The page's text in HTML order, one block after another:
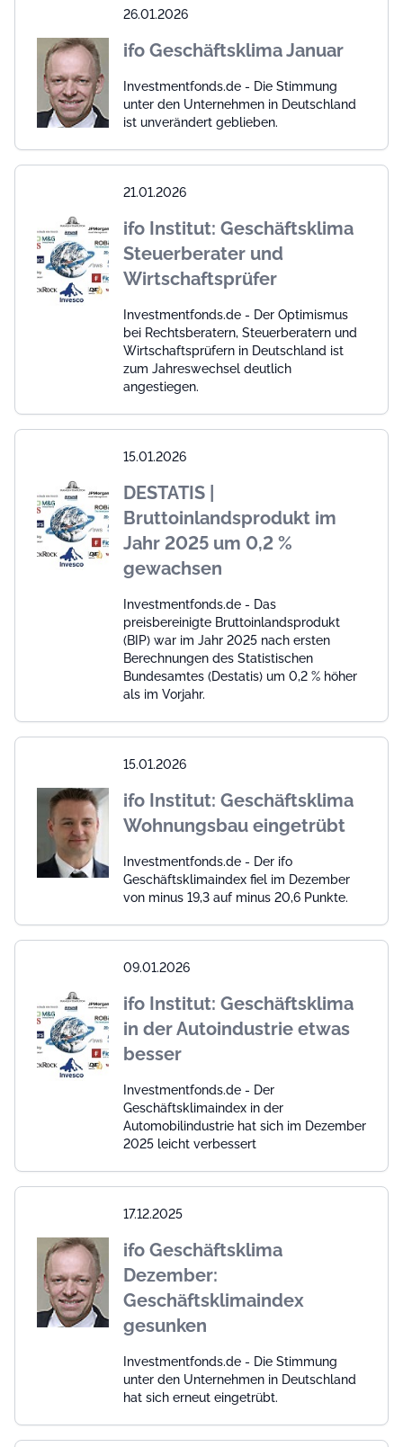
26.01.2026
ifo Geschäftsklima Januar
Investmentfonds.de - Die Stimmung
unter den Unternehmen in Deutschland
ist unverändert geblieben.
21.01.2026
ifo Institut: Geschäftsklima
Steuerberater und
Wirtschaftsprüfer
Investmentfonds.de - Der Optimismus
bei Rechtsberatern, Steuerberatern und
Wirtschaftsprüfern in Deutschland ist
zum Jahreswechsel deutlich
angestiegen.
15.01.2026
DESTATIS |
Bruttoinlandsprodukt im
Jahr 2025 um 0,2 %
gewachsen
Investmentfonds.de - Das
preisbereinigte Bruttoinlandsprodukt
(BIP) war im Jahr 2025 nach ersten
Berechnungen des Statistischen
Bundesamtes (Destatis) um 0,2 % höher
als im Vorjahr.
15.01.2026
ifo Institut: Geschäftsklima
Wohnungsbau eingetrübt
Investmentfonds.de - Der ifo
Geschäftsklimaindex fiel im Dezember
von minus 19,3 auf minus 20,6 Punkte.
09.01.2026
ifo Institut: Geschäftsklima
in der Autoindustrie etwas
besser
Investmentfonds.de - Der
Geschäftsklimaindex in der
Automobilindustrie hat sich im Dezember
2025 leicht verbessert
17.12.2025
ifo Geschäftsklima
Dezember:
Geschäftsklimaindex
gesunken
Investmentfonds.de - Die Stimmung
unter den Unternehmen in Deutschland
hat sich erneut eingetrübt.